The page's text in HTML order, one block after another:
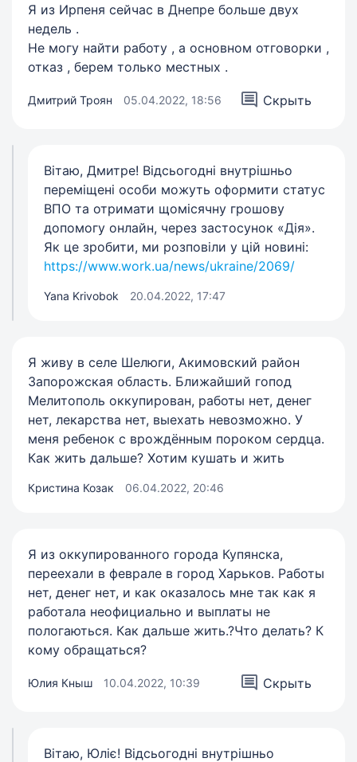
Я из Ирпеня сейчас в Днепре больше двух
недель .
Не могу найти работу , а основном отговорки ,
отказ , берем только местных .
Дмитрий Троян 05.04.2022, 18:56 Скрыть
Вітаю, Дмитре! Відсьогодні внутрішньо
переміщені особи можуть оформити статус
ВПО та отримати щомісячну грошову
допомогу онлайн, через застосунок «Дія».
Як це зробити, ми розповіли у цій новині:
https://www.work.ua/news/ukraine/2069/
Yana Krivobok 20.04.2022, 17:47
Я живу в селе Шелюги, Акимовский район
Запорожская область. Ближайший гопод
Мелитополь оккупирован, работы нет, денег
нет, лекарства нет, выехать невозможно. У
меня ребенок с врождённым пороком сердца.
Как жить дальше? Хотим кушать и жить
Кристина Козак 06.04.2022, 20:46
Я из оккупированного города Купянска,
переехали в феврале в город Харьков. Работы
нет, денег нет, и как оказалось мне так как я
работала неофициально и выплаты не
пологаються. Как дальше жить.?Что делать? К
кому обращаться?
Юлия Кныш 10.04.2022, 10:39 Скрыть
Вітаю, Юліє! Відсьогодні внутрішньо